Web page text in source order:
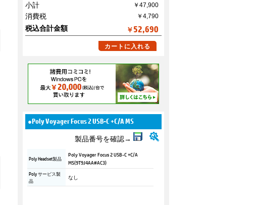
小計
消費税
税込合計金額 ￥52,690
カートに入れる
●Poly Voyager Focus 2 USB-C +C/A MS
製品番号を確認→
Poly Headset製品
Poly Voyager Focus 2 USB-C +C/A
MS(9T9J4AA#AC3)
Poly サービス製
品
なし